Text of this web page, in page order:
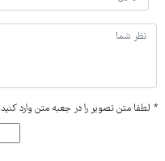
* لطفا متن تصویر را در جعبه متن وارد کنید